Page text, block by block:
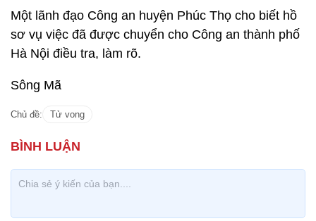
Một lãnh đạo Công an huyện Phúc Thọ cho biết hồ
sơ vụ việc đã được chuyển cho Công an thành phố
Hà Nội điều tra, làm rõ.
Sông Mã
Chủ đề: Tử vong